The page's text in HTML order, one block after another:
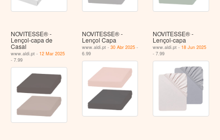
NOVITESSE® -
Lençol-capa de
Casal
www.aldi.pt - 12 Mar 2025
- 7.99
NOVITESSE® -
Lençol Capa
www.aldi.pt - 30 Abr 2025-
6.99
NOVITESSE® -
Lençol-capa
www.aldi.pt - 18 Jun 2025
- 7.99